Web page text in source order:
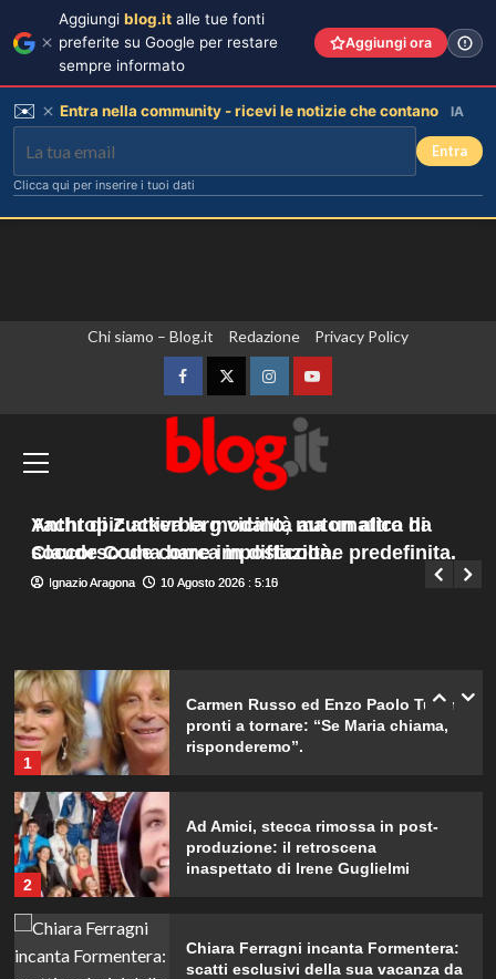
Chi siamo – Blog.it Redazione Privacy Policy
FacebookTwitterInstagramYouTube
principale
Iran, Araqchi “Un accordo con l’Oman su
Hormuz è vicino”. Nave colpita da un
proiettile nello Stretto
Giuseppe Recca 10 Agosto 2026 : 7:30
Yacht di Zuckerberg vicino, ma un altro ha
soccorso una barca in difficoltà.
Ignazio Aragona 10 Agosto 2026 : 5:15
Anthropic attiva la modalità automatica di
Claude Code come impostazione predefinita.
Ignazio Aragona 10 Agosto 2026 : 5:10
Chiara Ferragni incanta Formentera:
scatti esclusivi della sua vacanza da
sogno.
4
Chiara Ferragni risponde agli haters:
i suoi figli e le critiche sul peso.
William e Kate: le loro destinazioni
1
Carmen Russo ed Enzo Paolo Turchi
pronti a tornare: “Se Maria chiama,
risponderemo”.
2
Ad Amici, stecca rimossa in post-
produzione: il retroscena
inaspettato di Irene Guglielmi
Chiara Ferragni incanta Formentera:
scatti esclusivi della sua vacanza da
Aggiungi blog.it alle tue fonti
preferite su Google per restare
sempre informato
Aggiungi ora
✉️ Entra nella community - ricevi le notizie che contano IA
Entra
Clicca qui per inserire i tuoi dati